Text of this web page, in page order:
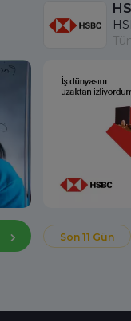
Son 11 Gün